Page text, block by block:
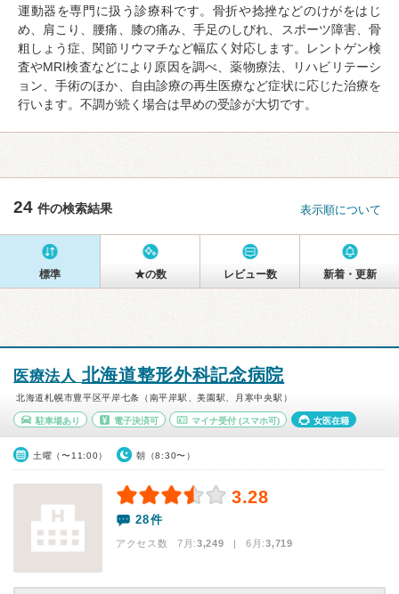
運動器を専門に扱う診療科です。骨折や捻挫などのけがをはじ
め、肩こり、腰痛、膝の痛み、手足のしびれ、スポーツ障害、骨
粗しょう症、関節リウマチなど幅広く対応します。レントゲン検
査やMRI検査などにより原因を調べ、薬物療法、リハビリテーシ
ョン、手術のほか、自由診療の再生医療など症状に応じた治療を
行います。不調が続く場合は早めの受診が大切です。
24 件の検索結果 表示順について
標準 ★の数 レビュー数 新着・更新
医療法人 北海道整形外科記念病院
北海道札幌市豊平区平岸七条（南平岸駅、美園駅、月寒中央駅）
駐車場あり 電子決済可 マイナ受付 (スマホ可) 女医在籍
土曜（〜11:00） 朝（8:30〜）
3.28
28件
アクセス数 7月:3,249 | 6月:3,719